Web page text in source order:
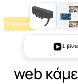
Clearance
1
web